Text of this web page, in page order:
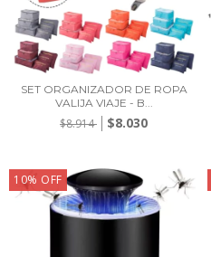
SET ORGANIZADOR DE ROPA
VALIJA VIAJE - B...
$8.914 $8.030
10% OFF